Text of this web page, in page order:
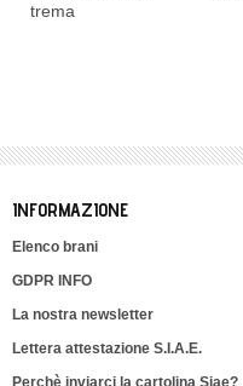
trema
INFORMAZIONE
Elenco brani
GDPR INFO
La nostra newsletter
Lettera attestazione S.I.A.E.
Perchè inviarci la cartolina Siae?